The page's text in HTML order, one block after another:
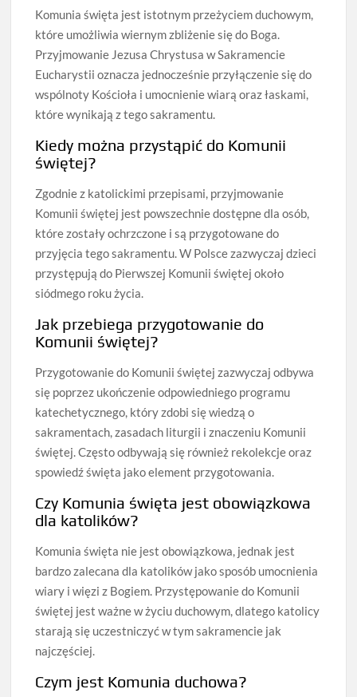
Komunia święta jest istotnym przeżyciem duchowym,
które umożliwia wiernym zbliżenie się do Boga.
Przyjmowanie Jezusa Chrystusa w Sakramencie
Eucharystii oznacza jednocześnie przyłączenie się do
wspólnoty Kościoła i umocnienie wiarą oraz łaskami,
które wynikają z tego sakramentu.
Kiedy można przystąpić do Komunii
świętej?
Zgodnie z katolickimi przepisami, przyjmowanie
Komunii świętej jest powszechnie dostępne dla osób,
które zostały ochrzczone i są przygotowane do
przyjęcia tego sakramentu. W Polsce zazwyczaj dzieci
przystępują do Pierwszej Komunii świętej około
siódmego roku życia.
Jak przebiega przygotowanie do
Komunii świętej?
Przygotowanie do Komunii świętej zazwyczaj odbywa
się poprzez ukończenie odpowiedniego programu
katechetycznego, który zdobi się wiedzą o
sakramentach, zasadach liturgii i znaczeniu Komunii
świętej. Często odbywają się również rekolekcje oraz
spowiedź święta jako element przygotowania.
Czy Komunia święta jest obowiązkowa
dla katolików?
Komunia święta nie jest obowiązkowa, jednak jest
bardzo zalecana dla katolików jako sposób umocnienia
wiary i więzi z Bogiem. Przystępowanie do Komunii
świętej jest ważne w życiu duchowym, dlatego katolicy
starają się uczestniczyć w tym sakramencie jak
najczęściej.
Czym jest Komunia duchowa?